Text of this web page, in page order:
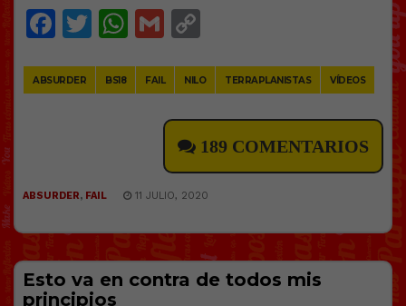
Facebook
Twitter
WhatsApp
Gmail
ABSURDER BS18 FAIL NILO TERRAPLANISTAS VÍDEOS
189 COMENTARIOS
ABSURDER, FAIL 11 JULIO, 2020
Esto va en contra de todos mis
principios